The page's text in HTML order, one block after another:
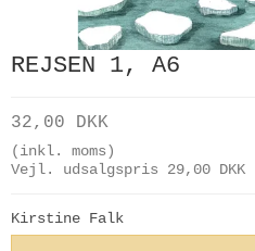
REJSEN 1, A6
32,00 DKK
(inkl. moms)
Vejl. udsalgspris 29,00 DKK
Kirstine Falk